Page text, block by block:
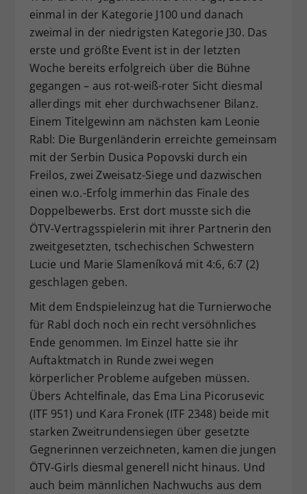
einmal in der Kategorie J100 und danach
zweimal in der niedrigsten Kategorie J30. Das
erste und größte Event ist in der letzten
Woche bereits erfolgreich über die Bühne
gegangen – aus rot-weiß-roter Sicht diesmal
allerdings mit eher durchwachsener Bilanz.
Einem Titelgewinn am nächsten kam Leonie
Rabl: Die Burgenländerin erreichte gemeinsam
mit der Serbin Dusica Popovski durch ein
Freilos, zwei Zweisatz-Siege und dazwischen
einen w.o.-Erfolg immerhin das Finale des
Doppelbewerbs. Erst dort musste sich die
ÖTV-Vertragsspielerin mit ihrer Partnerin den
zweitgesetzten, tschechischen Schwestern
Lucie und Marie Slameníková mit 4:6, 6:7 (2)
geschlagen geben.
Mit dem Endspieleinzug hat die Turnierwoche
für Rabl doch noch ein recht versöhnliches
Ende genommen. Im Einzel hatte sie ihr
Auftaktmatch in Runde zwei wegen
körperlicher Probleme aufgeben müssen.
Übers Achtelfinale, das Ema Lina Picorusevic
(ITF 951) und Kara Fronek (ITF 2348) beide mit
starken Zweitrundensiegen über gesetzte
Gegnerinnen verzeichneten, kamen die jungen
ÖTV-Girls diesmal generell nicht hinaus. Und
auch beim männlichen Nachwuchs aus dem
Zweck
Dieser Wert speichert Ihre Consent-
Einstellungen. Unter anderem eine
zufällig generierte ID, für die
historische Speicherung Ihrer
vorgenommen Einstellungen, falls der
Webseiten-Betreiber dies eingestellt
hat.